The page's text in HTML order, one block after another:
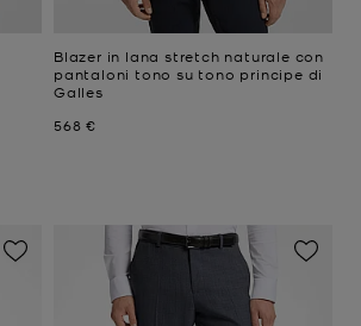
Blazer in lana stretch naturale con
pantaloni tono su tono principe di
Galles
Prezzo attuale
568 €